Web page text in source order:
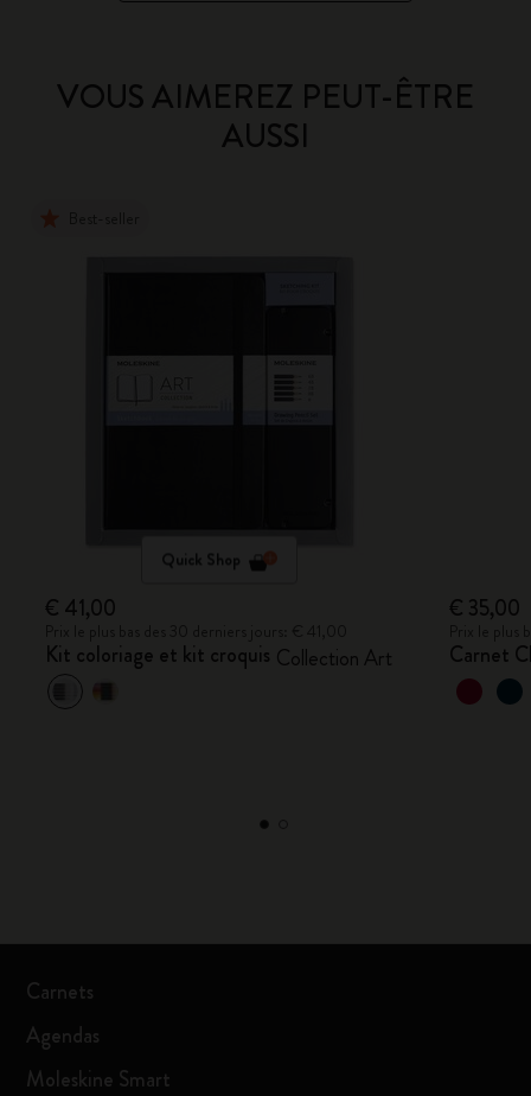
VOUS AIMEREZ PEUT-ÊTRE
AUSSI
Quick Shop
€ 41,00
Kit coloriage et kit croquis Collection Art
€ 35,00
Carnet
Carnets
Agendas
Moleskine Smart